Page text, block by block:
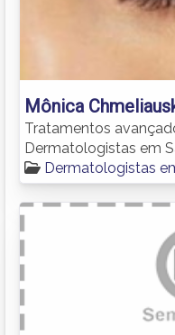
Mônica
Tratamentos
Dermatologistas em
Dermatologistas